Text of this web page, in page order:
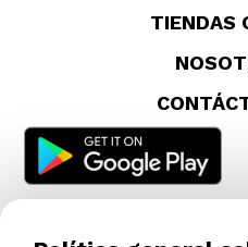
TIENDAS